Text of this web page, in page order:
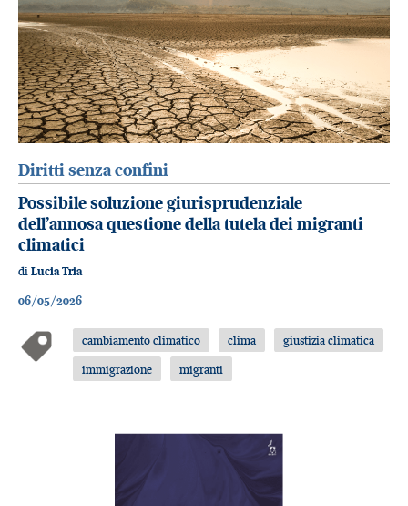
Diritti senza confini
Possibile soluzione giurisprudenziale
dell’annosa questione della tutela dei migranti
climatici
di Lucia Tria
06/05/2026
cambiamento climatico clima
giustizia climatica
immigrazione
migranti